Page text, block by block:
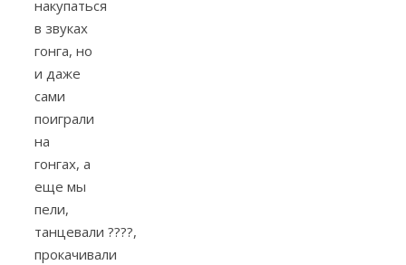
накупаться
в звуках
гонга, но
и даже
сами
поиграли
на
гонгах, а
еще мы
пели,
танцевали ????,
прокачивали